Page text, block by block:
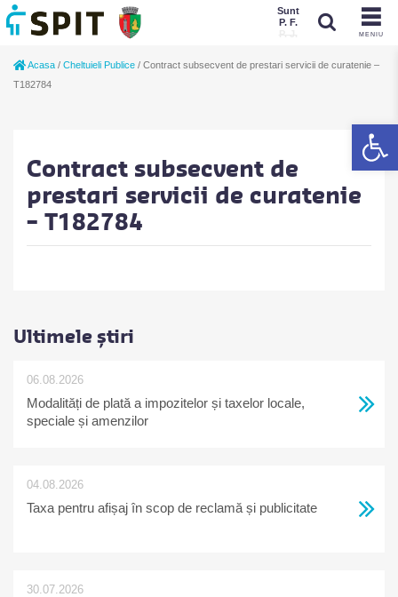
MENIU
Sunt
P. F.
P. J.
Acasa / Cheltuieli Publice / Contract subsecvent de prestari servicii de curatenie –
T182784
Contract subsecvent de
prestari servicii de curatenie
– T182784
Ultimele știri
06.08.2026
Modalități de plată a impozitelor și taxelor locale,
speciale și amenzilor
04.08.2026
Taxa pentru afișaj în scop de reclamă și publicitate
30.07.2026